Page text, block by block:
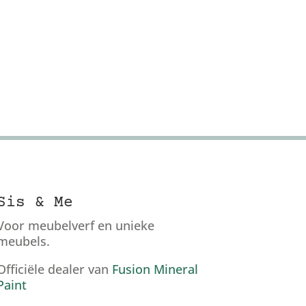
& Me
meubelverf en unieke
dealer van Fusion Mineral